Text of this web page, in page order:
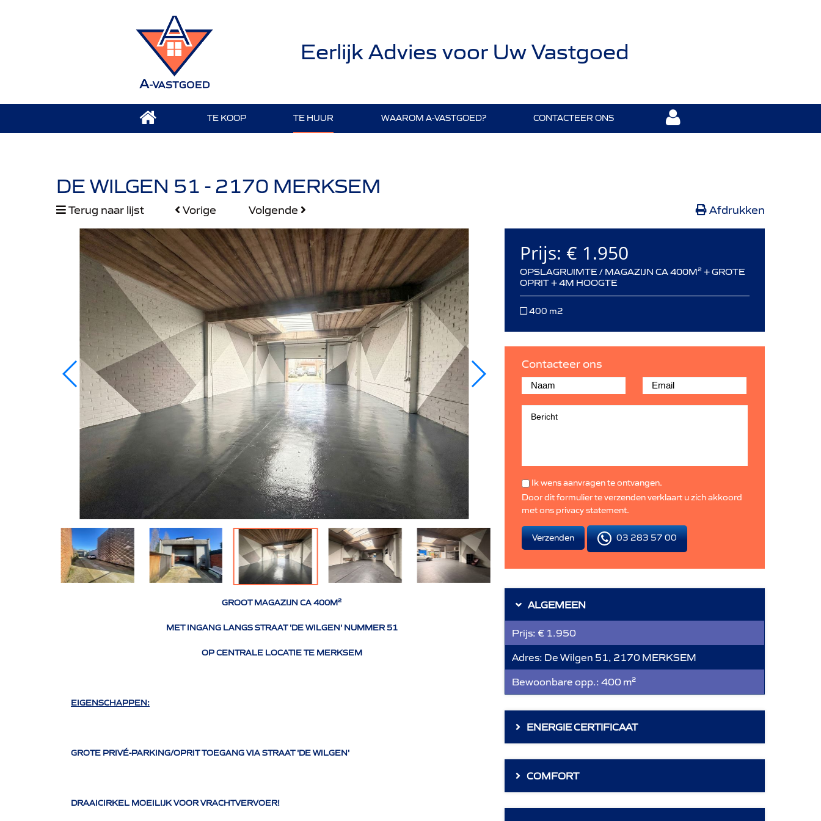
Eerlijk Advies voor Uw Vastgoed
TE KOOP TE HUUR WAAROM A-VASTGOED? CONTACTEER ONS
DE WILGEN 51 - 2170 MERKSEM
Afdrukken
Terug naar lijst Vorige Volgende
GROOT MAGAZIJN CA 400M²
MET INGANG LANGS STRAAT 'DE WILGEN' NUMMER 51
OP CENTRALE LOCATIE TE MERKSEM
EIGENSCHAPPEN:
GROTE PRIVÉ-PARKING/OPRIT TOEGANG VIA STRAAT 'DE WILGEN'
DRAAICIRKEL MOEILIJK VOOR VRACHTVERVOER!
Prijs: € 1.950
OPSLAGRUIMTE / MAGAZIJN CA 400M² + GROTE
OPRIT + 4M HOOGTE
400 m2
Contacteer ons
Ik wens aanvragen te ontvangen.
Door dit formulier te verzenden verklaart u zich akkoord
met ons privacy statement.
Verzenden 03 283 57 00
ALGEMEEN
Prijs: € 1.950
Adres: De Wilgen 51, 2170 MERKSEM
Bewoonbare opp.: 400 m²
ENERGIE CERTIFICAAT
COMFORT